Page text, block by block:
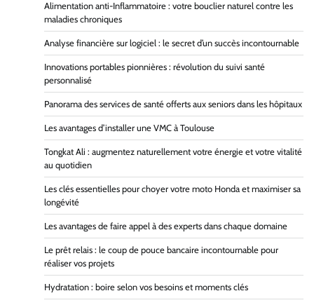
Alimentation anti-Inflammatoire : votre bouclier naturel contre les
maladies chroniques
Analyse financière sur logiciel : le secret d’un succès incontournable
Innovations portables pionnières : révolution du suivi santé
personnalisé
Panorama des services de santé offerts aux seniors dans les hôpitaux
Les avantages d’installer une VMC à Toulouse
Tongkat Ali : augmentez naturellement votre énergie et votre vitalité
au quotidien
Les clés essentielles pour choyer votre moto Honda et maximiser sa
longévité
Les avantages de faire appel à des experts dans chaque domaine
Le prêt relais : le coup de pouce bancaire incontournable pour
réaliser vos projets
Hydratation : boire selon vos besoins et moments clés